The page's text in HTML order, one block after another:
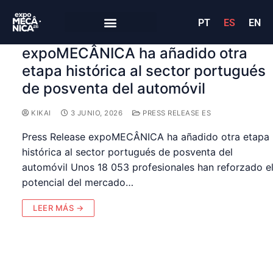
PT ES EN
expoMECÂNICA ha añadido otra
etapa histórica al sector portugués
de posventa del automóvil
KIKAI 3 JUNIO, 2026 PRESS RELEASE ES
Press Release expoMECÂNICA ha añadido otra etapa
histórica al sector portugués de posventa del
automóvil Unos 18 053 profesionales han reforzado el
potencial del mercado…
LEER MÁS →